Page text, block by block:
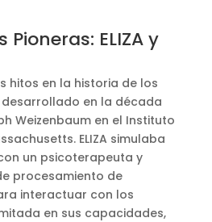
ELIZA y
hitos en la historia de los
desarrollado en la década
Weizenbaum en el Instituto
ELIZA simulaba
un psicoterapeuta y
procesamiento de
interactuar con los
en sus capacidades,